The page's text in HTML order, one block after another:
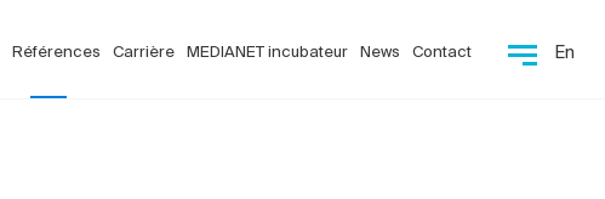
Références Carrière MEDIANET incubateur News Contact En